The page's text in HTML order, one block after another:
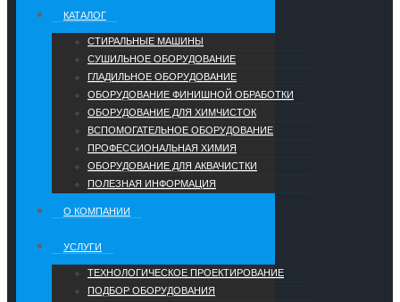
КАТАЛОГ
СТИРАЛЬНЫЕ МАШИНЫ
СУШИЛЬНОЕ ОБОРУДОВАНИЕ
ГЛАДИЛЬНОЕ ОБОРУДОВАНИЕ
ОБОРУДОВАНИЕ ФИНИШНОЙ ОБРАБОТКИ
ОБОРУДОВАНИЕ ДЛЯ ХИМЧИСТОК
ВСПОМОГАТЕЛЬНОЕ ОБОРУДОВАНИЕ
ПРОФЕССИОНАЛЬНАЯ ХИМИЯ
ОБОРУДОВАНИЕ ДЛЯ АКВАЧИСТКИ
ПОЛЕЗНАЯ ИНФОРМАЦИЯ
О КОМПАНИИ
УCЛУГИ
ТЕХНОЛОГИЧЕСКОЕ ПРОЕКТИРОВАНИЕ
ПОДБОР ОБОРУДОВАНИЯ